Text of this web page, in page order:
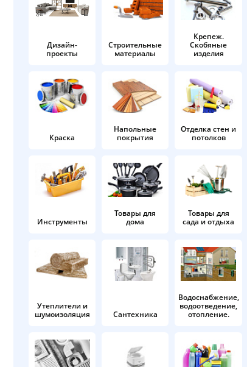
Дизайн-
проекты
Строительные
материалы
Крепеж.
Скобяные
изделия
Краска
Напольные
покрытия
Отделка стен и
потолков
Инструменты
Товары для
дома
Товары для
сада и отдыха
Утеплители и
шумоизоляция
Сантехника
Водоснабжение,
водоотведение,
отопление.